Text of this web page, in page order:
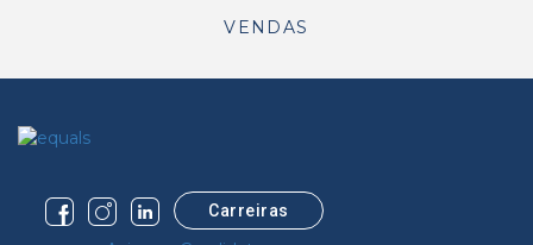
VENDAS
Carreiras